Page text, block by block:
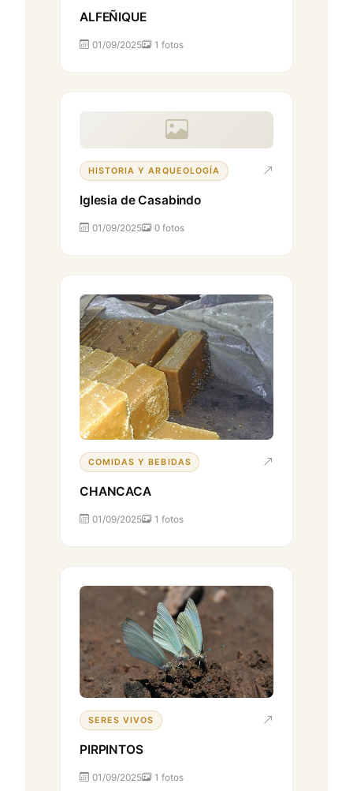
ALFEÑIQUE
01/09/2025 1 fotos
HISTORIA Y ARQUEOLOGÍA
Iglesia de Casabindo
01/09/2025 0 fotos
COMIDAS Y BEBIDAS
CHANCACA
01/09/2025 1 fotos
SERES VIVOS
PIRPINTOS
01/09/2025 1 fotos